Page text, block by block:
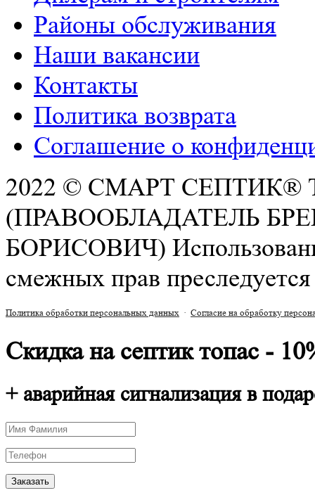
Районы обслуживания
Наши вакансии
Контакты
Политика возврата
Соглашение о
2022 © СМАРТ
(ПРАВООБЛАДАТЕЛЬ
БОРИСОВИЧ)
смежных прав
Политика обработки персональных данных · Согласие на обработку
Скидка на септик топас -
+ аварийная сигнализация в
РАСЧЕТ СМЕТЫ ОНЛАЙН!